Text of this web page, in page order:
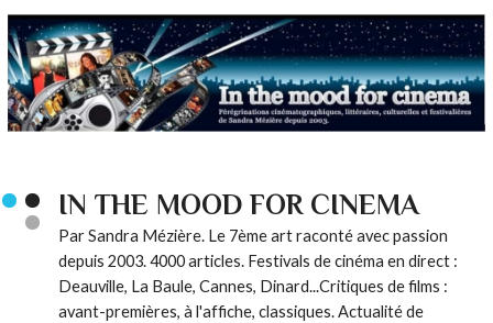
IN THE MOOD FOR CINEMA
Par Sandra Mézière. Le 7ème art raconté avec passion
depuis 2003. 4000 articles. Festivals de cinéma en direct :
Deauville, La Baule, Cannes, Dinard...Critiques de films :
avant-premières, à l'affiche, classiques. Actualité de